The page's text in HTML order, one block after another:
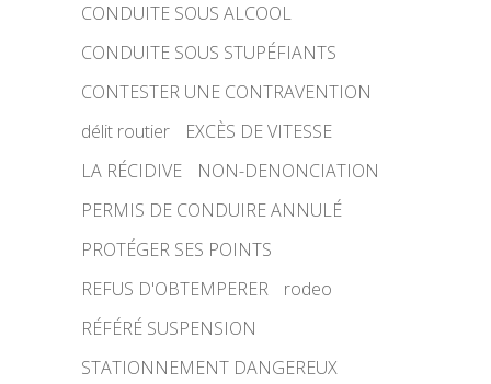
CONDUITE SOUS ALCOOL
CONDUITE SOUS STUPÉFIANTS
CONTESTER UNE CONTRAVENTION
délit routier
EXCÈS DE VITESSE
LA RÉCIDIVE
NON-DENONCIATION
PERMIS DE CONDUIRE ANNULÉ
PROTÉGER SES POINTS
REFUS D'OBTEMPERER
rodeo
RÉFÉRÉ SUSPENSION
STATIONNEMENT DANGEREUX